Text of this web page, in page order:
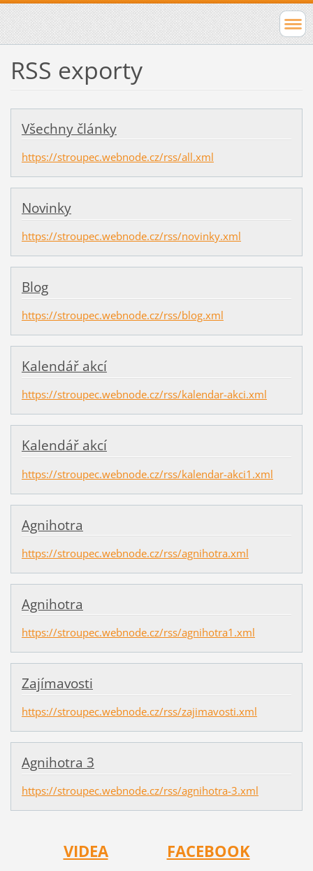
RSS exporty
Všechny články
https://stroupec.webnode.cz/rss/all.xml
Novinky
https://stroupec.webnode.cz/rss/novinky.xml
Blog
https://stroupec.webnode.cz/rss/blog.xml
Kalendář akcí
https://stroupec.webnode.cz/rss/kalendar-akci.xml
Kalendář akcí
https://stroupec.webnode.cz/rss/kalendar-akci1.xml
Agnihotra
https://stroupec.webnode.cz/rss/agnihotra.xml
Agnihotra
https://stroupec.webnode.cz/rss/agnihotra1.xml
Zajímavosti
https://stroupec.webnode.cz/rss/zajimavosti.xml
Agnihotra 3
https://stroupec.webnode.cz/rss/agnihotra-3.xml
VIDEA FACEBOOK